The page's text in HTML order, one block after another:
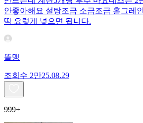
안좋아해요 설탕조금 소금조금 홀그레
딱 요렇게 넣으면 됩니다.
똘맹
조회수 2만25.08.29
999+